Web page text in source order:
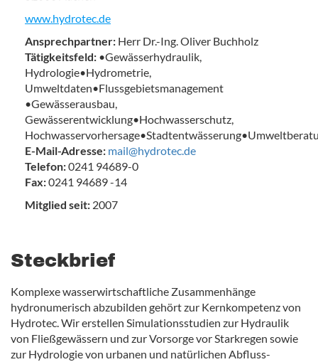
www.hydrotec.de
Ansprechpartner: Herr Dr.-Ing. Oliver Buchholz
Tätigkeitsfeld: •Gewässerhydraulik,
Hydrologie•Hydrometrie,
Umweltdaten•Flussgebietsmanagement
•Gewässerausbau,
Gewässerentwicklung•Hochwasserschutz,
E-Mail-Adresse: mail@hydrotec.de
Telefon:0241 94689-0
Fax:0241 94689 -14
Mitglied seit: 2007
Steckbrief
Komplexe wasserwirtschaftliche Zusammenhänge
hydronumerisch abzubilden gehört zur Kernkompetenz von
Hydrotec. Wir erstellen Simulationsstudien zur Hydraulik
von Fließgewässern und zur Vorsorge vor Starkregen sowie
zur Hydrologie von urbanen und natürlichen Abfluss-